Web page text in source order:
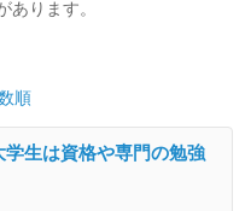
ります。
順
生は資格や専門の勉強